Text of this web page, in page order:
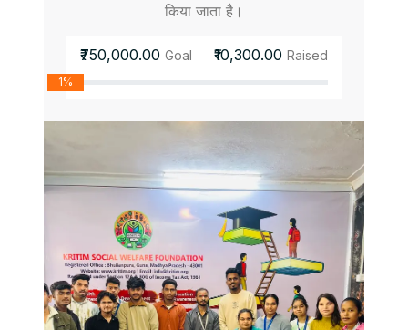
किया जाता है।
₹750,000.00 Goal ₹10,300.00 Raised
1%